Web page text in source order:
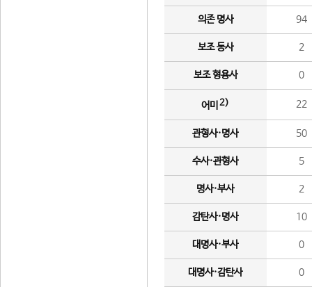
의존 명사 94
보조 동사 2
보조 형용사 0
어미 2) 22
관형사·명사 50
수사·관형사 5
명사·부사 2
감탄사·명사 10
대명사·부사 0
대명사·감탄사 0